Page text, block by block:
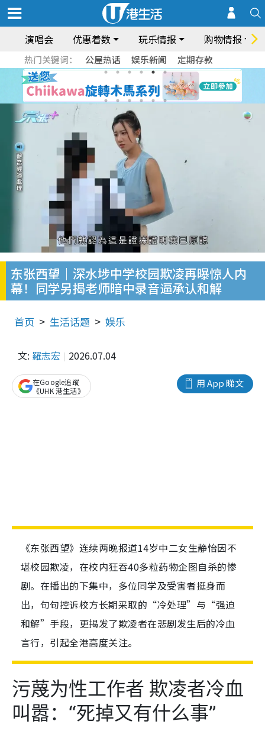
演唱会 优惠着数 玩乐情报 购物情报
热门关键词： 公屋热话 娱乐新闻 定期存款
东张西望｜深水埗中学校园欺凌再曝惊人内
幕！同学另揭老师暗中录音逼承认和解
首页 生活话题 娱乐
文: 羅志宏 2026.07.04
用 App 睇文
在Google追蹤
《UHK 港生活》
《东张西望》连续两晚报道14岁中二女生静怡因不
堪校园欺凌，在校内狂吞40多粒药物企图自杀的惨
剧。在播出的下集中，多位同学及受害者挺身而
出，句句控诉校方长期采取的“冷处理”与“强迫
和解”手段，更揭发了欺凌者在悲剧发生后的冷血
言行，引起全港高度关注。
污蔑为性工作者 欺凌者冷血
叫嚣：“死掉又有什么事”